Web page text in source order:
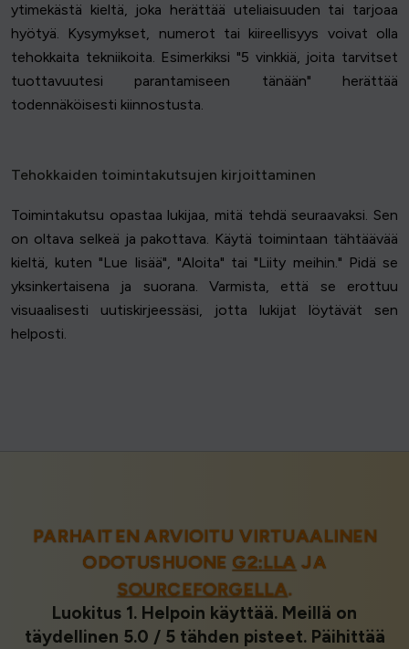
ytimekästä kieltä, joka herättää uteliaisuuden tai tarjoaa
hyötyä. Kysymykset, numerot tai kiireellisyys voivat olla
tehokkaita tekniikoita. Esimerkiksi "5 vinkkiä, joita tarvitset
tuottavuutesi parantamiseen tänään" herättää
todennäköisesti kiinnostusta.
Tehokkaiden toimintakutsujen kirjoittaminen
Toimintakutsu opastaa lukijaa, mitä tehdä seuraavaksi. Sen
on oltava selkeä ja pakottava. Käytä toimintaan tähtäävää
kieltä, kuten "Lue lisää", "Aloita" tai "Liity meihin." Pidä se
yksinkertaisena ja suorana. Varmista, että se erottuu
visuaalisesti uutiskirjeessäsi, jotta lukijat löytävät sen
helposti.
PARHAITEN ARVIOITU VIRTUAALINEN
ODOTUSHUONE G2:LLAJA
SOURCEFORGELLA.
Luokitus 1. Helpoin käyttää. Meillä on
täydellinen 5.0 / 5 tähden pisteet. Päihittää